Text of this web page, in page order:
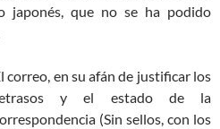
japonés, que no se ha podido
correo, en su afán de justificar los
y el estado de la
(Sin sellos, con los